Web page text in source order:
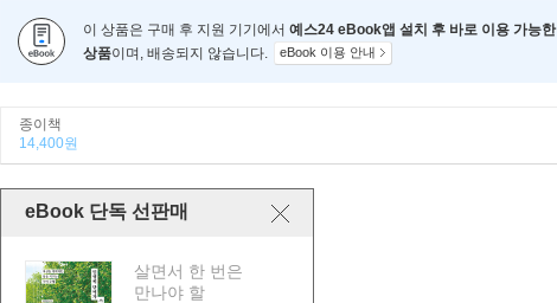
이 상품은 구매 후 지원 기기에서 예스24 eBook앱 설치 후 바로 이용 가능한
상품이며, 배송되지 않습니다. eBook 이용 안내
종이책
14,400원
eBook 단독 선판매
살면서 한 번은
만나야 할